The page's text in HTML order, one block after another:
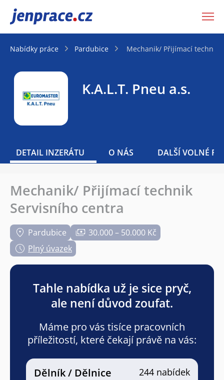
JenPráce.cz
Nabídky práce Pardubice Mechanik/ Přijímací technik
K.A.L.T. Pneu a.s.
DETAIL INZERÁTU O NÁS DALŠÍ VOLNÉ
Mechanik/ Přijímací technik
Servisního centra
Pardubice
30.000 – 50.000 Kč
Plný úvazek
Tahle nabídka už je sice pryč,
ale není důvod zoufat.
Máme pro vás tisíce pracovních
příležitostí, které čekají právě na vás:
Dělník / Dělnice 244 nabídek